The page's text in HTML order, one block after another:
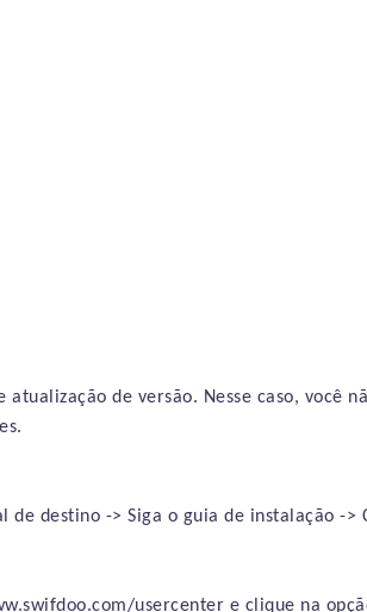
atualização de versão. Nesse caso, você
.
de destino -> Siga o guia de instalação ->
usercenter e clique na